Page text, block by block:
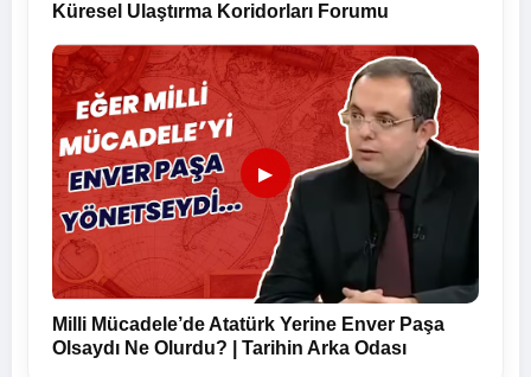
Küresel Ulaştırma Koridorları Forumu
▶
Milli Mücadele’de Atatürk Yerine Enver Paşa
Olsaydı Ne Olurdu? | Tarihin Arka Odası